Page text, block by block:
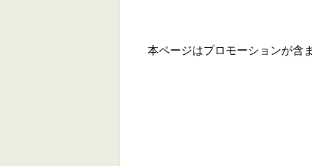
本ページはプロモーションが含